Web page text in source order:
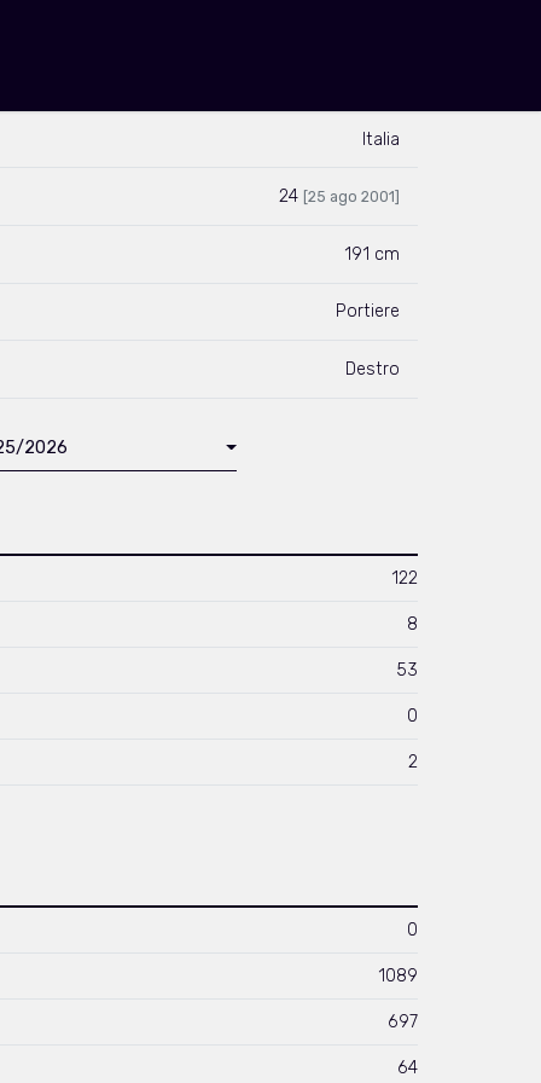
Italia
24 [25 ago 2001]
191 cm
Portiere
Destro
2026
122
8
53
0
2
0
1089
697
64